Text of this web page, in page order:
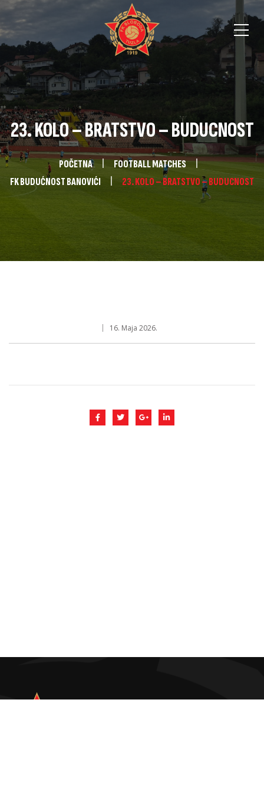
23. KOLO – BRATSTVO – BUDUCNOST
POČETNA
FOOTBALL MATCHES
FK BUDUĆNOST BANOVIĆI
23. KOLO – BRATSTVO – BUDUCNOST
16. Maja 2026.